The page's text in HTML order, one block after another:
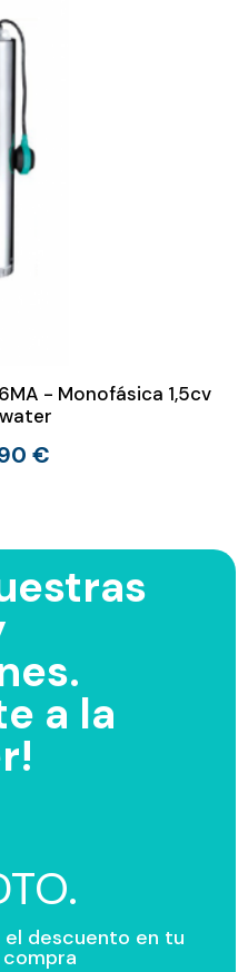
- Monofásica 1,5cv
€
a la
descuento en tu